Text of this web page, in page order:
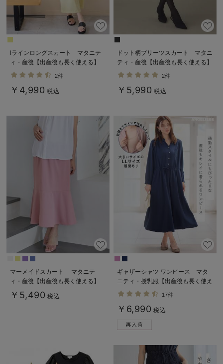
Iラインロングスカート マタニテ
ィ・産後【出産後も長く使える】
2件
￥4,990 税込
ドット柄プリーツスカート マタニ
ティ・産後【出産後も長く使える】
2件
￥5,990 税込
マーメイドスカート マタニテ
ィ・産後【出産後も長く使える】
￥5,490 税込
ギャザーシャツ ワンピース マタ
ニティ・授乳服【出産後も長く使え
る】
17件
￥6,990 税込